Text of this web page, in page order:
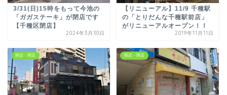
3/31(日)15時をもって今池の
「ガガステーキ」が閉店です
【千種区閉店】
2024年3月30日
【リニューアル】11/9 千種駅
の「とりだんな千種駅前店」
がリニューアルオープン！！
2019年11月11日
開店・閉店 開店・閉店